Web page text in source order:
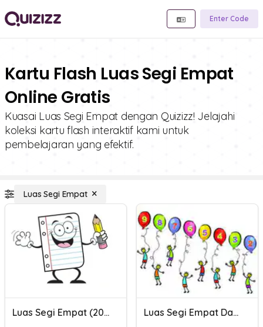
Enter Code
Kartu Flash Luas Segi Empat
Online Gratis
Kuasai Luas Segi Empat dengan Quizizz! Jelajahi
koleksi kartu flash interaktif kami untuk
pembelajaran yang efektif.
Luas Segi Empat
Luas Segi Empat (2021) Luas Segi Empat Dan Segi Tiga